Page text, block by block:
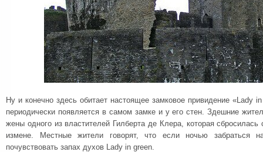
Ну и конечно здесь обитает настоящее замковое привидение «Lady
периодически появляется в самом замке и у его стен. Здешние
жены одного из властителей Гилберта де Клера, которая
измене. Местные жители говорят, что если ночью забраться
почувствовать запах духов Lady in green.